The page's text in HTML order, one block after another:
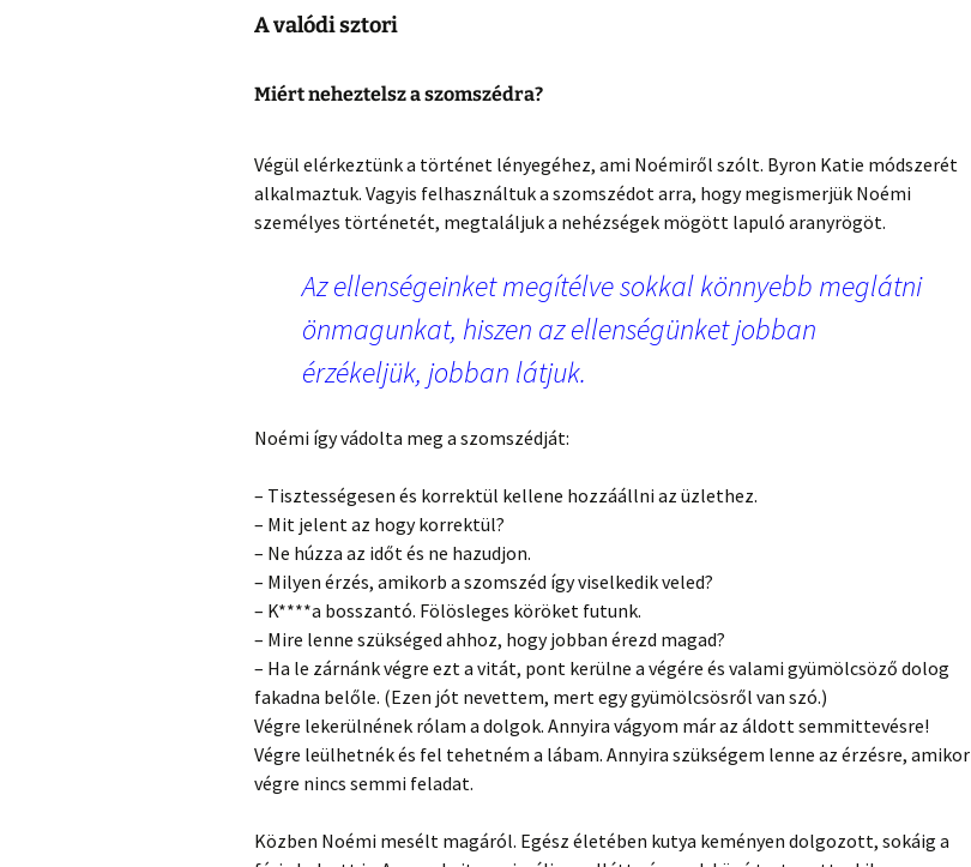
A valódi sztori
Miért neheztelsz a szomszédra?
Végül elérkeztünk a történet lényegéhez, ami Noémiről szólt. Byron Katie módszerét
alkalmaztuk. Vagyis felhasználtuk a szomszédot arra, hogy megismerjük Noémi
személyes történetét, megtaláljuk a nehézségek mögött lapuló aranyrögöt.
Az ellenségeinket megítélve sokkal könnyebb meglátni
önmagunkat, hiszen az ellenségünket jobban
érzékeljük, jobban látjuk.
Noémi így vádolta meg a szomszédját:
– Tisztességesen és korrektül kellene hozzáállni az üzlethez.
– Mit jelent az hogy korrektül?
– Ne húzza az időt és ne hazudjon.
– Milyen érzés, amikorb a szomszéd így viselkedik veled?
– K****a bosszantó. Fölösleges köröket futunk.
– Mire lenne szükséged ahhoz, hogy jobban érezd magad?
– Ha le zárnánk végre ezt a vitát, pont kerülne a végére és valami gyümölcsöző dolog
fakadna belőle. (Ezen jót nevettem, mert egy gyümölcsösről van szó.)
Végre lekerülnének rólam a dolgok. Annyira vágyom már az áldott semmittevésre!
Végre leülhetnék és fel tehetném a lábam. Annyira szükségem lenne az érzésre, amikor
végre nincs semmi feladat.
Közben Noémi mesélt magáról. Egész életében kutya keményen dolgozott, sokáig a